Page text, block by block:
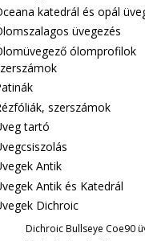
katedrál és opál
üvegezés
ólomprofilok
szerszámok
tartó
Antik
Antik és Katedrál
Dichroic
Dichroic Bullseye Coe90